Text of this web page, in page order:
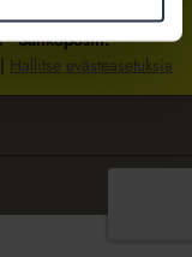
Helsingissä.
Sähköpostit:
| Hallitse evästeasetuksia